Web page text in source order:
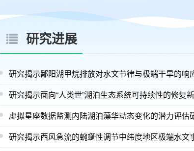
研究进展
研究揭示鄱阳湖甲烷排放对水文节律与极端干旱的响
研究揭示面向“人类世”湖泊生态系统可持续性的修复
虚拟星座数据监测内陆湖泊藻华动态变化的潜力评估
研究揭示西风急流的蜿蜒性调节中纬度地区极端水文